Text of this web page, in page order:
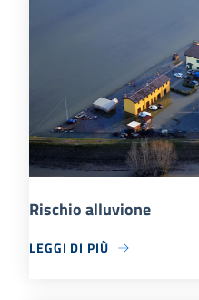
Rischio alluvione
LEGGI DI PIÙ